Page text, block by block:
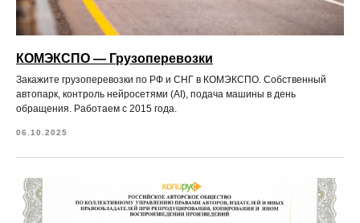
КОМЭКСПО — Грузоперевозки
Закажите грузоперевозки по РФ и СНГ в КОМЭКСПО. Собственный
автопарк, контроль нейросетями (AI), подача машины в день
обращения. Работаем с 2015 года.
06.10.2025